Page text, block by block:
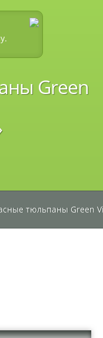
Green
тюльпаны Green